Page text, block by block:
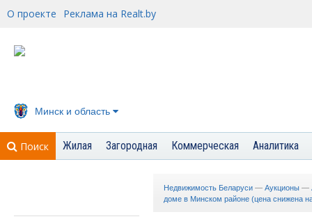
О проекте Реклама на Realt.by
Минск и область
Поиск Жилая Загородная Коммерческая Аналитика
Недвижимость Беларуси — Аукционы —
доме в Минском районе (цена снижена